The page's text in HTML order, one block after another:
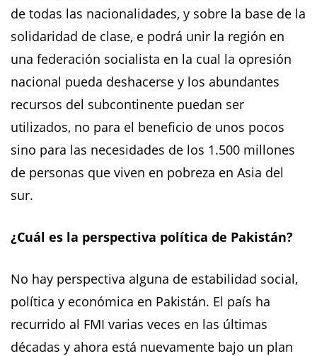
de todas las nacionalidades, y sobre la base de la
solidaridad de clase, e podrá unir la región en
una federación socialista en la cual la opresión
nacional pueda deshacerse y los abundantes
recursos del subcontinente puedan ser
utilizados, no para el beneficio de unos pocos
sino para las necesidades de los 1.500 millones
de personas que viven en pobreza en Asia del
sur.
¿Cuál es la perspectiva política de Pakistán?
No hay perspectiva alguna de estabilidad social,
política y económica en Pakistán. El país ha
recurrido al FMI varias veces en las últimas
décadas y ahora está nuevamente bajo un plan